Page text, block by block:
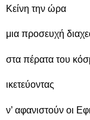
Κείνη την ώρα
μια προσευχή
στα πέρατα του
ικετεύοντας
ν’ αφανιστούν οι